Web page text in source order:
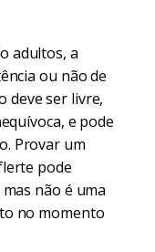
adultos, a
ou não de
deve ser livre,
e pode
Provar um
pode
não é uma
no momento